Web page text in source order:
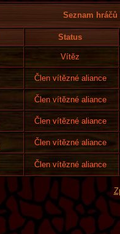
Seznam
Status
Vítěz
Člen vítězné aliance
Člen vítězné aliance
Člen vítězné aliance
Člen vítězné aliance
Člen vítězné aliance